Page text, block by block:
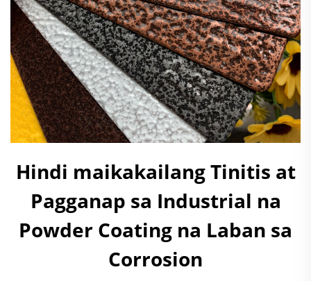
Hindi maikakailang Tinitis at
Pagganap sa Industrial na
Powder Coating na Laban sa
Corrosion